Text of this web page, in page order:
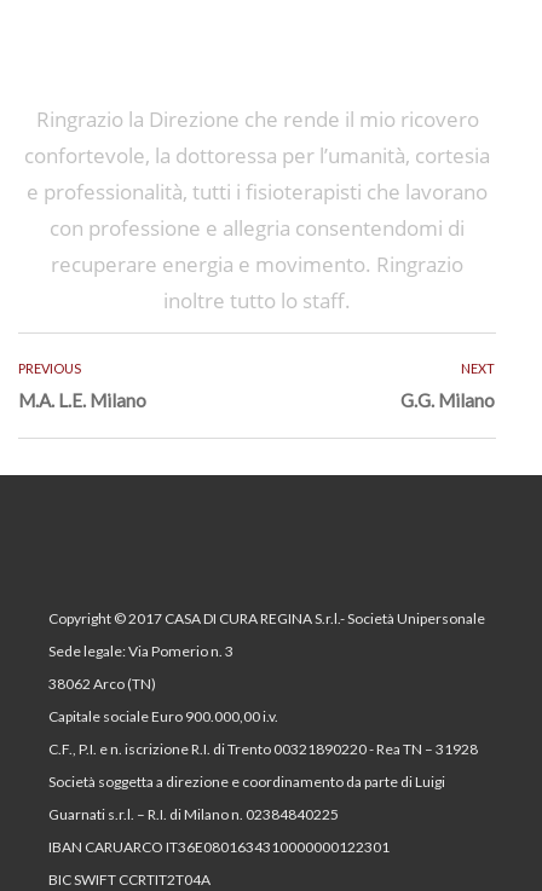
Ringrazio la Direzione che rende il mio ricovero
confortevole, la dottoressa per l’umanità, cortesia
e professionalità, tutti i fisioterapisti che lavorano
con professione e allegria consentendomi di
recuperare energia e movimento. Ringrazio
inoltre tutto lo staff.
PREVIOUS
M.A. L.E. Milano
NEXT
G.G. Milano
Copyright © 2017 CASA DI CURA REGINA S.r.l.- Società Unipersonale
Sede legale: Via Pomerio n. 3
38062 Arco (TN)
Capitale sociale Euro 900.000,00 i.v.
C.F., P.I. e n. iscrizione R.I. di Trento 00321890220 - Rea TN – 31928
Società soggetta a direzione e coordinamento da parte di Luigi
Guarnati s.r.l. – R.I. di Milano n. 02384840225
IBAN CARUARCO IT36E0801634310000000122301
BIC SWIFT CCRTIT2T04A